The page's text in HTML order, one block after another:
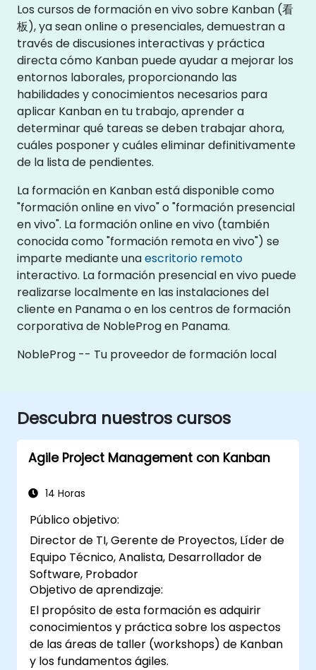
Los cursos de formación en vivo sobre Kanban (看
板), ya sean online o presenciales, demuestran a
través de discusiones interactivas y práctica
directa cómo Kanban puede ayudar a mejorar los
entornos laborales, proporcionando las
habilidades y conocimientos necesarios para
aplicar Kanban en tu trabajo, aprender a
determinar qué tareas se deben trabajar ahora,
cuáles posponer y cuáles eliminar definitivamente
de la lista de pendientes.
La formación en Kanban está disponible como
"formación online en vivo" o "formación presencial
en vivo". La formación online en vivo (también
conocida como "formación remota en vivo") se
imparte mediante unaescritorio remoto
interactivo. La formación presencial en vivo puede
realizarse localmente en las instalaciones del
cliente en Panama o en los centros de formación
corporativa de NobleProg en Panama.
NobleProg -- Tu proveedor de formación local
Descubra nuestros cursos
Agile Project Management con Kanban
14 Horas
Público objetivo:
Director de TI, Gerente de Proyectos, Líder de
Equipo Técnico, Analista, Desarrollador de
Software, Probador
Objetivo de aprendizaje:
El propósito de esta formación es adquirir
conocimientos y práctica sobre los aspectos
de las áreas de taller (workshops) de Kanban
y los fundamentos ágiles.